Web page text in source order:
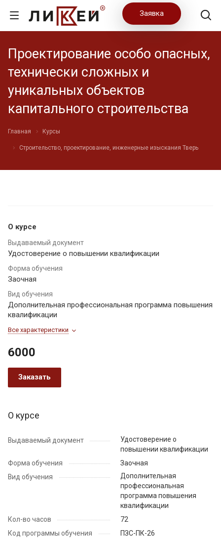
Заявка
Проектирование особо опасных,
технически сложных и
уникальных объектов
капитального строительства
Главная Курсы
Строительство, проектирование, инженерные изыскания Тверь
О курсе
Выдаваемый документ
Удостоверение о повышении квалификации
Форма обучения
Заочная
Вид обучения
Дополнительная профессиональная программа повышения
квалификации
Все характеристики
6000
Заказать
О курсе
Выдаваемый документ
Удостоверение о
повышении квалификации
Форма обучения
Заочная
Вид обучения
Дополнительная
профессиональная
программа повышения
квалификации
Кол-во часов
72
Код программы обучения
ПЗС-ПК-26